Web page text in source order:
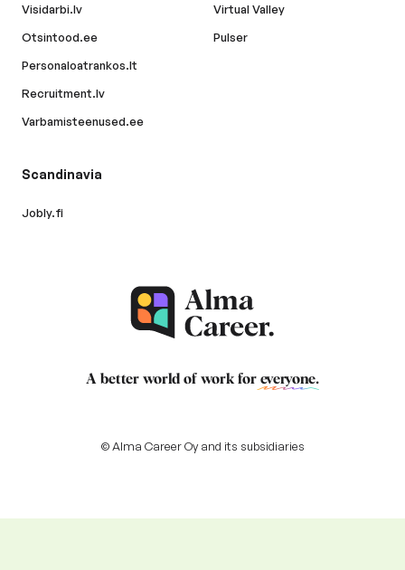
Visidarbi.lv
Otsintood.ee
Personaloatrankos.lt
Recruitment.lv
Varbamisteenused.ee
Virtual Valley
Pulser
Scandinavia
Jobly.fi
A better world of work for everyone.
© Alma Career Oy and its subsidiaries